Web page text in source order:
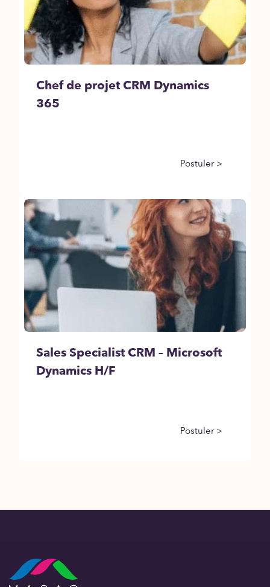
Chef de projet CRM Dynamics
365
Postuler >
Sales Specialist CRM – Microsoft
Dynamics H/F
Postuler >